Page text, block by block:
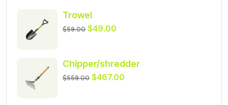
Trowel
$59.00 $49.00
Chipper/shredder
$559.00 $467.00